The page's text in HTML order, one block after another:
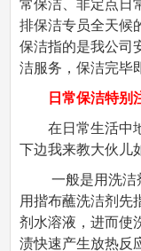
常保洁、非定点日
排保洁专员全天候
保洁指的是我公司
洁服务，保洁完毕
日常保洁特别
在日常生活中
下边我来教大伙儿
一般是用洗洁
用揩布蘸洗洁剂先
剂水溶液，进而使
渍快速产生放热反